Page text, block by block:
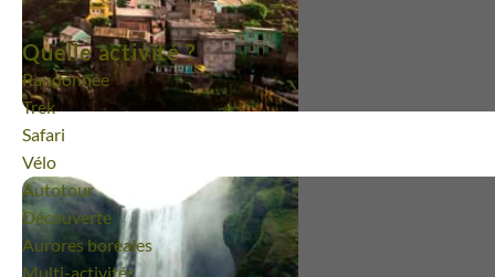
Quelle activité ?
Randonnée
Trek
Safari
Vélo
Autotour
Découverte
Aurores boréales
Multi-activités